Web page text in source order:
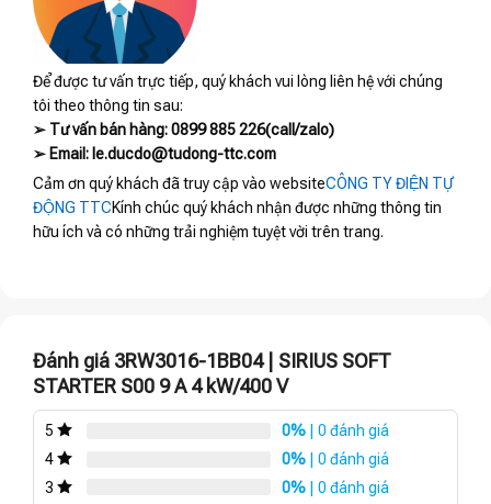
Để được tư vấn trực tiếp, quý khách vui lòng liên hệ với chúng
tôi theo thông tin sau:
➢ Tư vấn bán hàng: 0899 885 226(call/zalo)
➢ Email: le.ducdo@tudong-ttc.com
Cảm ơn quý khách đã truy cập vào websiteCÔNG TY ĐIỆN TỰ
ĐỘNG TTCKính chúc quý khách nhận được những thông tin
hữu ích và có những trải nghiệm tuyệt vời trên trang.
Đánh giá 3RW3016-1BB04 | SIRIUS SOFT
STARTER S00 9 A 4 kW/400 V
5 0% | 0 đánh giá
4
0% | 0 đánh giá
3
0% | 0 đánh giá